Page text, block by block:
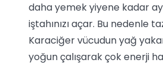
daha yemek yiyene kadar
iştahınızı açar. Bu nedenle
Karaciğer vücudun yağ
yoğun çalışarak çok enerji